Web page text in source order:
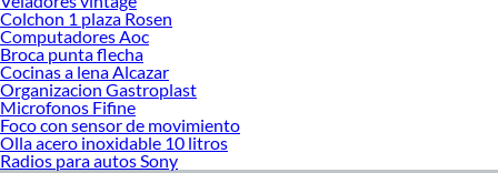
Colchon 1 plaza Rosen
Computadores Aoc
Broca punta flecha
Cocinas a lena Alcazar
Organizacion Gastroplast
Microfonos Fifine
Foco con sensor de movimiento
Olla acero inoxidable 10 litros
Radios para autos Sony